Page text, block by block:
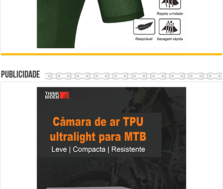
Publicidade